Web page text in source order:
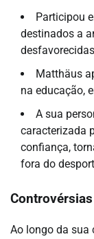
Participou
destinados a
Matthäus
na educação,
A sua
caracterizada
confiança,
fora do
Ao longo da sua